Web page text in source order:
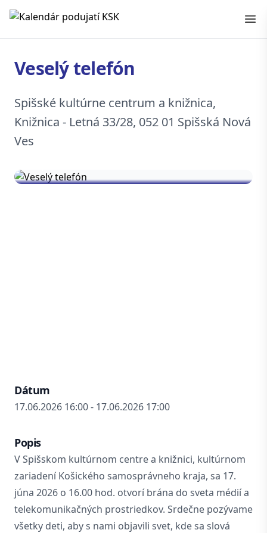
Kalendár podujatí KSK
Veselý telefón
Spišské kultúrne centrum a knižnica,
Knižnica - Letná 33/28, 052 01 Spišská Nová
Ves
Dátum
17.06.2026 16:00 - 17.06.2026 17:00
Popis
V Spišskom kultúrnom centre a knižnici, kultúrnom
zariadení Košického samosprávneho kraja, sa 17.
júna 2026 o 16.00 hod. otvorí brána do sveta médií a
telekomunikačných prostriedkov. Srdečne pozývame
všetky deti, aby s nami objavili svet, kde sa slová